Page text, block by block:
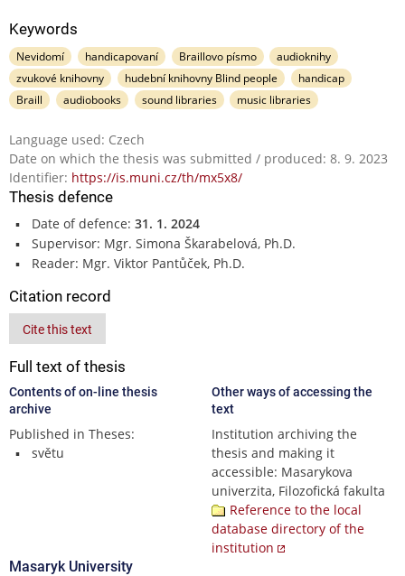
Keywords
Nevidomí handicapovaní Braillovo písmo
audioknihy
zvukové knihovny
hudební knihovny Blind people
handicap
Braill
audiobooks sound libraries music libraries
Language used: Czech
Date on which the thesis was submitted / produced: 8. 9. 2023
Identifier: https://is.muni.cz/th/mx5x8/
Thesis defence
Date of defence: 31. 1. 2024
Supervisor: Mgr. Simona Škarabelová, Ph.D.
Reader: Mgr. Viktor Pantůček, Ph.D.
Citation record
Cite this text
Full text of thesis
Contents of on-line thesis
archive
Published in Theses:
světu
Other ways of accessing the
text
Institution archiving the
thesis and making it
accessible: Masarykova
univerzita, Filozofická fakulta
Reference to the local
database directory of the
institution
Masaryk University